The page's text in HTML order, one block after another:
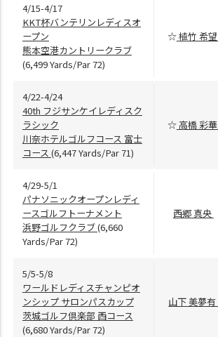
4/15-4/17
KKT杯バンテリンレディスオ
ープン
熊本空港カントリークラブ
(6,499 Yards/Par 72)
☆植竹 希望
4/22-4/24
40th フジサンケイレディスク
ラシック
川奈ホテルゴルフコース 富士
コース (6,447 Yards/Par 71)
☆高橋 彩華
4/29-5/1
パナソニックオープンレディ
ースゴルフトーナメント
浜野ゴルフクラブ(6,660
Yards/Par 72)
西郷 真央
5/5-5/8
ワールドレディスチャンピオ
ンシップ サロンパスカップ
茨城ゴルフ倶楽部 西コース
(6,680 Yards/Par 72)
山下 美夢有